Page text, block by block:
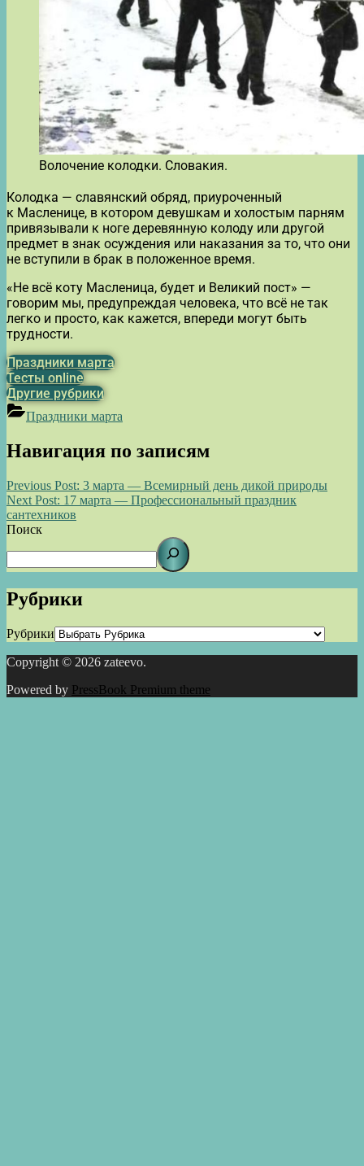
Волочение колодки. Словакия.
Колодка — славянский обряд, приуроченный
к Масленице, в котором девушкам и холостым парням
привязывали к ноге деревянную колоду или другой
предмет в знак осуждения или наказания за то, что они
не вступили в брак в положенное время.
«Не всё коту Масленица, будет и Великий пост» —
говорим мы, предупреждая человека, что всё не так
легко и просто, как кажется, впереди могут быть
трудности.
Праздники марта
Тесты online
Другие рубрики
Праздники марта
Навигация по записям
Previous Post: 3 марта — Всемирный день дикой природы
Next Post: 17 марта — Профессиональный праздник
сантехников
Поиск
Рубрики
Рубрики
Copyright © 2026 zateevo.
Powered by PressBook Premium theme